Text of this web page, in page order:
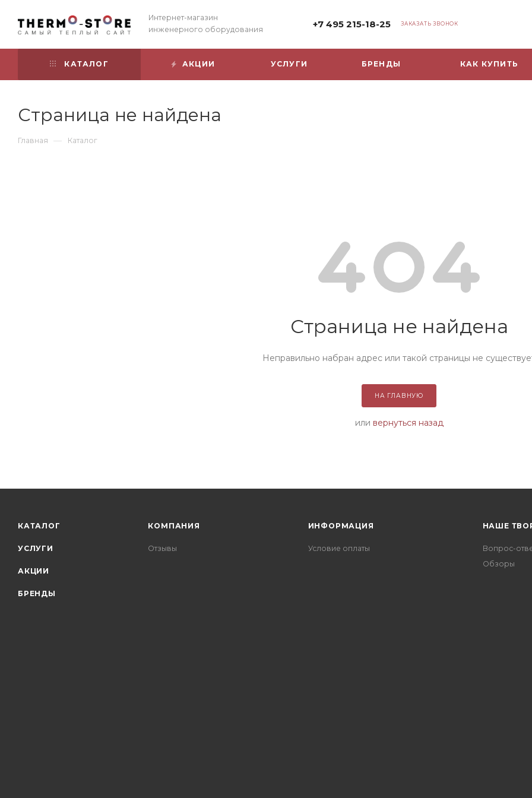
Интернет-магазин
инженерного оборудования
+7 495 215-18-25 ЗАКАЗАТЬ ЗВОНОК
КАТАЛОГ АКЦИИ УСЛУГИ БРЕНДЫ КАК КУПИТЬ
Страница не найдена
Главная — Каталог
Страница не найдена
Неправильно набран адрес или такой страницы не
НА ГЛАВНУЮ
или вернуться назад
КАТАЛОГ
УСЛУГИ
АКЦИИ
БРЕНДЫ
КОМПАНИЯ
Отзывы
ИНФОРМАЦИЯ
Условие оплаты
НАШЕ
Вопрос-
Обзоры